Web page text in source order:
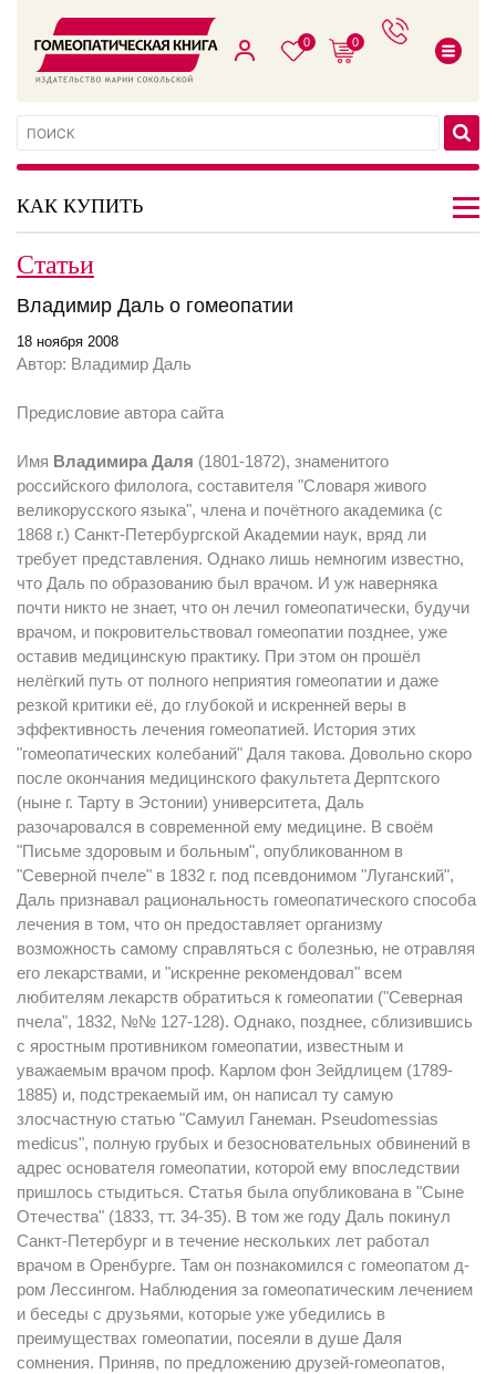
0 0
КАК КУПИТЬ
Статьи
Владимир Даль о гомеопатии
18 ноября 2008
Автор: Владимир Даль
Предисловие автора сайта
Имя Владимира Даля (1801-1872), знаменитого
российского филолога, составителя "Словаря живого
великорусского языка", члена и почётного академика (с
1868 г.) Санкт-Петербургской Академии наук, вряд ли
требует представления. Однако лишь немногим известно,
что Даль по образованию был врачом. И уж наверняка
почти никто не знает, что он лечил гомеопатически, будучи
врачом, и покровительствовал гомеопатии позднее, уже
оставив медицинскую практику. При этом он прошёл
нелёгкий путь от полного неприятия гомеопатии и даже
резкой критики её, до глубокой и искренней веры в
эффективность лечения гомеопатией. История этих
"гомеопатических колебаний" Даля такова. Довольно скоро
после окончания медицинского факультета Дерптского
(ныне г. Тарту в Эстонии) университета, Даль
разочаровался в современной ему медицине. В своём
"Письме здоровым и больным", опубликованном в
"Северной пчеле" в 1832 г. под псевдонимом "Луганский",
Даль признавал рациональность гомеопатического способа
лечения в том, что он предоставляет организму
возможность самому справляться с болезнью, не отравляя
его лекарствами, и "искренне рекомендовал" всем
любителям лекарств обратиться к гомеопатии ("Северная
пчела", 1832, №№ 127-128). Однако, позднее, сблизившись
с яростным противником гомеопатии, известным и
уважаемым врачом проф. Карлом фон Зейдлицем (1789-
1885) и, подстрекаемый им, он написал ту самую
злосчастную статью "Самуил Ганеман. Pseudomessias
medicus", полную грубых и безосновательных обвинений в
адрес основателя гомеопатии, которой ему впоследствии
пришлось стыдиться. Статья была опубликована в "Сыне
Отечества" (1833, тт. 34-35). В том же году Даль покинул
Санкт-Петербург и в течение нескольких лет работал
врачом в Оренбурге. Там он познакомился с гомеопатом д-
ром Лессингом. Наблюдения за гомеопатическим лечением
и беседы с друзьями, которые уже убедились в
преимуществах гомеопатии, посеяли в душе Даля
сомнения. Приняв, по предложению друзей-гомеопатов,